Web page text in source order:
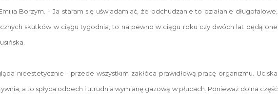
Borzym. - Ja staram się uświadamiać, że odchudzanie to działanie długofalowe,
skutków w ciągu tygodnia, to na pewno w ciągu roku czy dwóch lat będą one
nieestetycznie - przede wszystkim zakłóca prawidłową pracę organizmu. Uciska
a to spłyca oddech i utrudnia wymianę gazową w płucach. Ponieważ dolna część